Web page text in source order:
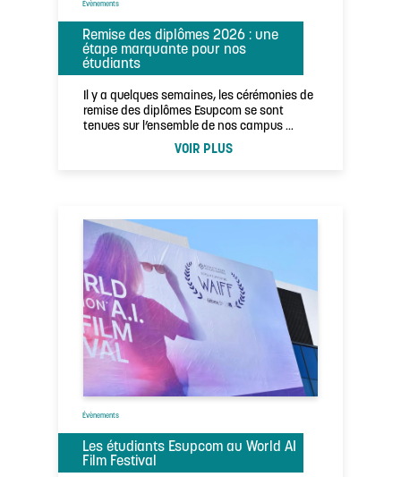
Évènements
Remise des diplômes 2026 : une
étape marquante pour nos
étudiants
Il y a quelques semaines, les cérémonies de
remise des diplômes Esupcom se sont
tenues sur l’ensemble de nos campus …
VOIR PLUS
Évènements
Les étudiants Esupcom au World AI
Film Festival